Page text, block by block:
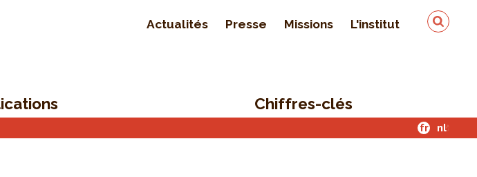
Actualités Presse Missions L'institut
Qualité & sécurité des
Chiffres-clés
fr nl